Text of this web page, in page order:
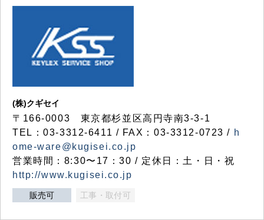
(株)クギセイ
〒166-0003 東京都杉並区高円寺南3-3-1
TEL：03-3312-6411 / FAX：03-3312-0723 / h
ome-ware@kugisei.co.jp
営業時間：8:30〜17：30 / 定休日：土・日・祝
http://www.kugisei.co.jp
販売可 工事・取付可